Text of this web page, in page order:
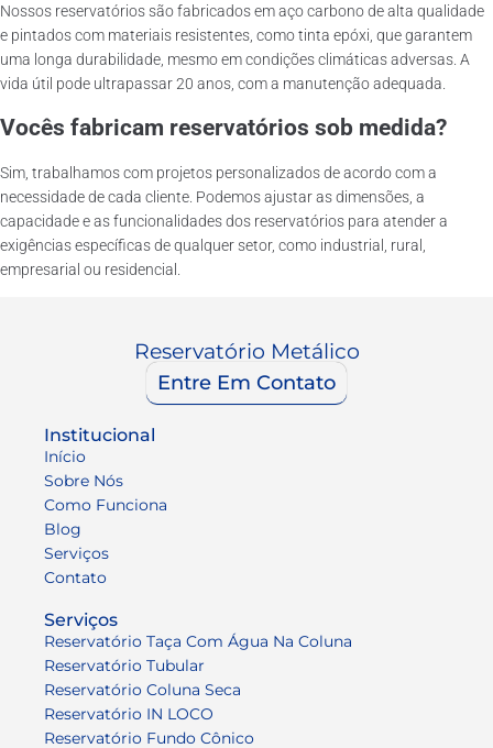
Nossos reservatórios são fabricados em aço carbono de alta qualidade
e pintados com materiais resistentes, como tinta epóxi, que garantem
uma longa durabilidade, mesmo em condições climáticas adversas. A
vida útil pode ultrapassar 20 anos, com a manutenção adequada.
Vocês fabricam reservatórios sob medida?
Sim, trabalhamos com projetos personalizados de acordo com a
necessidade de cada cliente. Podemos ajustar as dimensões, a
capacidade e as funcionalidades dos reservatórios para atender a
exigências específicas de qualquer setor, como industrial, rural,
empresarial ou residencial.
Reservatório Metálico
Entre Em Contato
Institucional
Início
Sobre Nós
Como Funciona
Blog
Serviços
Contato
Serviços
Reservatório Taça Com Água Na Coluna
Reservatório Tubular
Reservatório Coluna Seca
Reservatório IN LOCO
Reservatório Fundo Cônico